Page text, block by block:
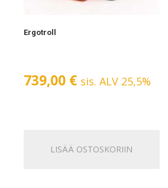
Ergotroll
739,00 € sis. ALV 25,5%
LISÄÄ OSTOSKORIIN